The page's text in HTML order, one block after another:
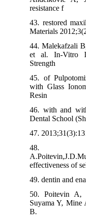
resistance f
43. restored
Materials
44. Malekafzali
et al. In-
Strength
45. of
with Glass
Resin
46. with and
Dental School
47.
48.
effectiveness of
49. dentin and
50. Poitevin
Suyama Y,
B.